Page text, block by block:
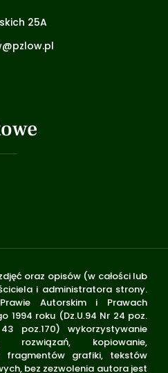
25A
oraz opisów (w całości lub
i administratora strony.
Autorskim i Prawach
1994 roku (Dz.U.94 Nr 24 poz.
poz.170) wykorzystywanie
rozwiązań, kopiowanie,
fragmentów grafiki, tekstów
bez zezwolenia autora jest